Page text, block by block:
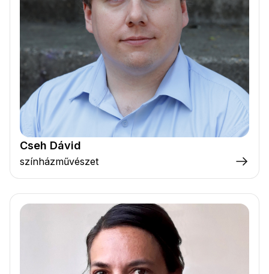
Cseh Dávid
színházművészet